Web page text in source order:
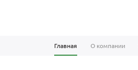
Главная О компании